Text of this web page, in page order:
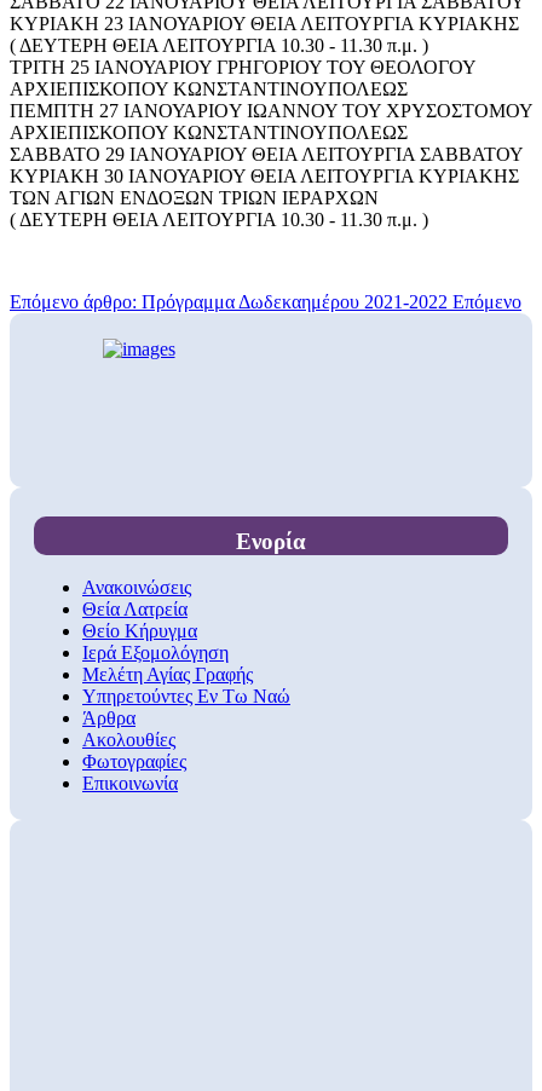
ΚΥΡΙΑΚΗ 23 ΙΑΝΟΥΑΡΙΟΥ ΘΕΙΑ ΛΕΙΤΟΥΡΓΙΑ ΚΥΡΙΑΚΗΣ
( ΔΕΥΤΕΡΗ ΘΕΙΑ ΛΕΙΤΟΥΡΓΙΑ 10.30 - 11.30 π.μ. )
ΤΡΙΤΗ 25 ΙΑΝΟΥΑΡΙΟΥ ΓΡΗΓΟΡΙΟΥ ΤΟΥ ΘΕΟΛΟΓΟΥ
ΑΡΧΙΕΠΙΣΚΟΠΟΥ ΚΩΝΣΤΑΝΤΙΝΟΥΠΟΛΕΩΣ
ΠΕΜΠΤΗ 27 ΙΑΝΟΥΑΡΙΟY ΙΩΑΝΝΟΥ ΤΟΥ ΧΡΥΣΟΣΤΟΜΟΥ
ΑΡΧΙΕΠΙΣΚΟΠΟΥ ΚΩΝΣΤΑΝΤΙΝΟΥΠΟΛΕΩΣ
ΣΑΒΒΑΤΟ 29 ΙΑΝΟΥΑΡΙΟΥ ΘΕΙΑ ΛΕΙΤΟΥΡΓΙΑ ΣΑΒΒΑΤΟΥ
ΚΥΡΙΑΚΗ 30 ΙΑΝΟΥΑΡΙΟΥ ΘΕΙΑ ΛΕΙΤΟΥΡΓΙΑ ΚΥΡΙΑΚΗΣ
ΤΩΝ ΑΓΙΩΝ ΕΝΔΟΞΩΝ ΤΡΙΩΝ ΙΕΡΑΡΧΩΝ
( ΔΕΥΤΕΡΗ ΘΕΙΑ ΛΕΙΤΟΥΡΓΙΑ 10.30 - 11.30 π.μ. )
Επόμενο άρθρο: Πρόγραμμα Δωδεκαημέρου 2021-2022 Επόμενο
Ενορία
Ανακοινώσεις
Θεία Λατρεία
Θείο Κήρυγμα
Ιερά Εξομολόγηση
Μελέτη Αγίας Γραφής
Υπηρετούντες Εν Τω Ναώ
Άρθρα
Ακολουθίες
Φωτογραφίες
Επικοινωνία